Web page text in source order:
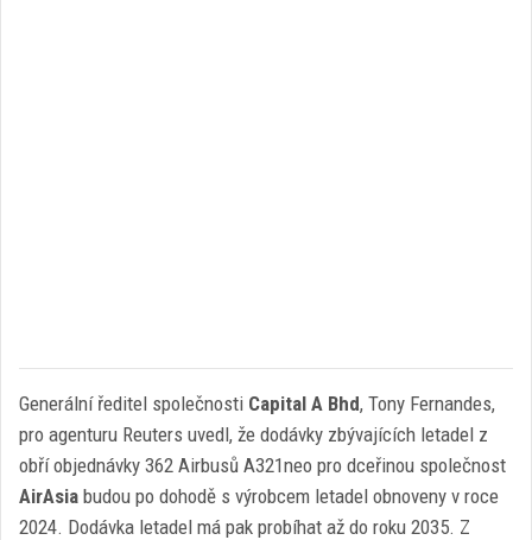
Generální ředitel společnosti Capital A Bhd, Tony Fernandes,
pro agenturu Reuters uvedl, že dodávky zbývajících letadel z
obří objednávky 362 Airbusů A321neo pro dceřinou společnost
AirAsia budou po dohodě s výrobcem letadel obnoveny v roce
2024. Dodávka letadel má pak probíhat až do roku 2035. Z